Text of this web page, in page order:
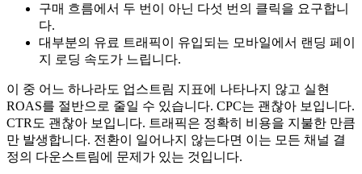
구매 흐름에서 두 번이 아닌 다섯 번의 클릭을 요구합니
다.
대부분의 유료 트래픽이 유입되는 모바일에서 랜딩 페이
지 로딩 속도가 느립니다.
이 중 어느 하나라도 업스트림 지표에 나타나지 않고 실현
ROAS를 절반으로 줄일 수 있습니다. CPC는 괜찮아 보입니다.
CTR도 괜찮아 보입니다. 트래픽은 정확히 비용을 지불한 만큼
만 발생합니다. 전환이 일어나지 않는다면 이는 모든 채널 결
정의 다운스트림에 문제가 있는 것입니다.